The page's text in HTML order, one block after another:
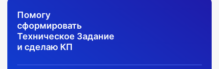
Помогу
сформировать
Техническое Задание
и сделаю КП